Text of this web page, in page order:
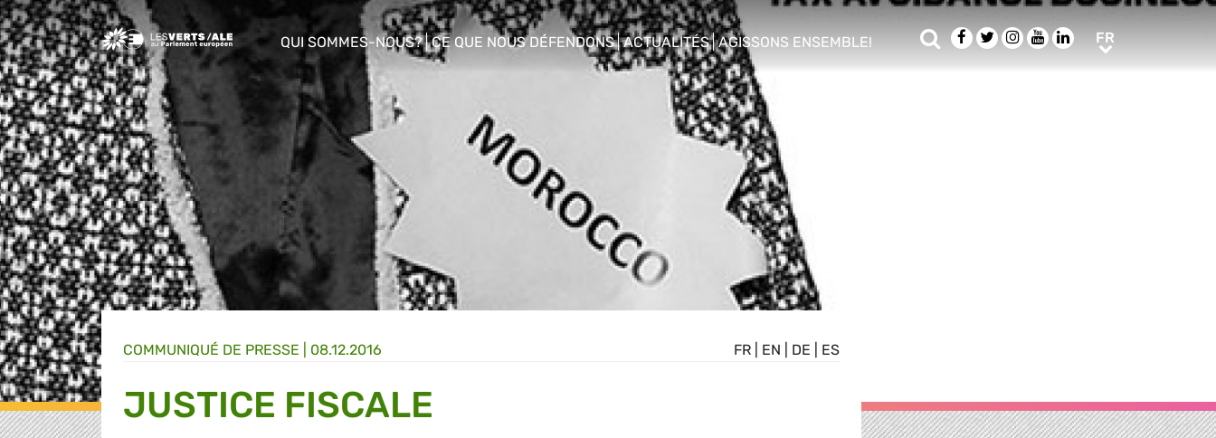
Greens/EFA Home
QUI SOMMES-NOUS?
show/hide sub menu
CE QUE NOUS DÉFENDONS
show/hide sub menu
ACTUALITÉS
show/hide sub menu
AGISSONS ENSEMBLE!
show/hide sub menu
Rechercher
Facebook
TwitterInstagram
YoutubeLinkedIn
FR
FR EN DE ES
COMMUNIQUÉ DE PRESSE 08.12.2016
JUSTICE FISCALE